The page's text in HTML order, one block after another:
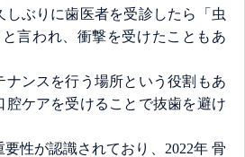
しぶりに歯医者を受診したら「虫
言われ、衝撃を受けたこともあ
ナンスを行う場所という役割もあ
腔ケアを受けることで抜歯を避け
性が認識されており、2022年 骨